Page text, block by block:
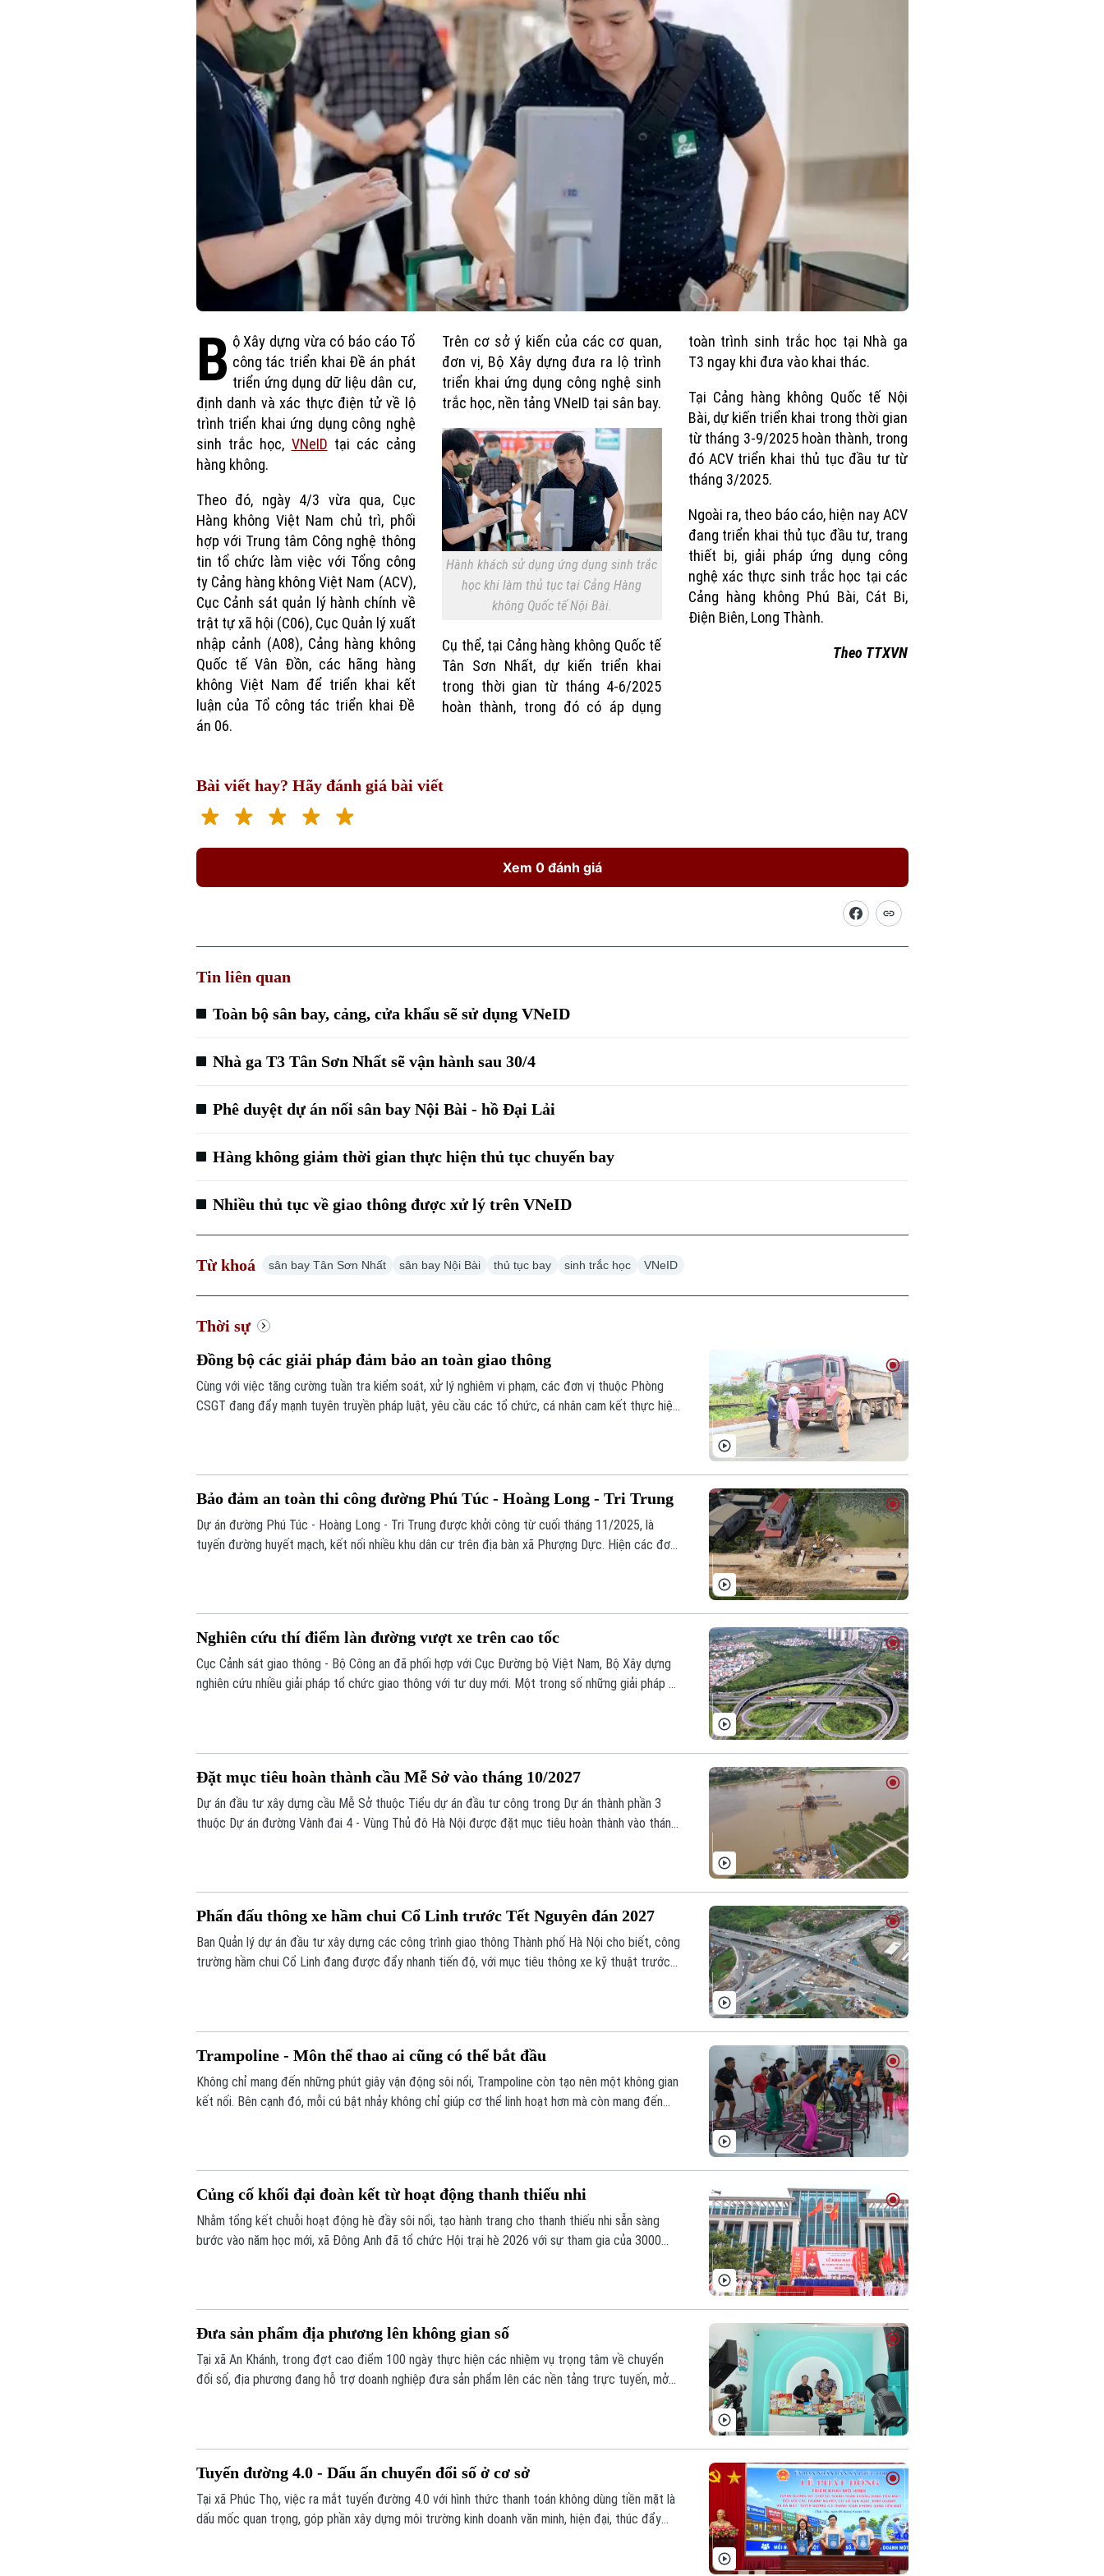
B ộ Xây dựng vừa có báo cáo Tổ
công tác triển khai Đề án phát
triển ứng dụng dữ liệu dân cư,
định danh và xác thực điện tử về lộ
trình triển khai ứng dụng công nghệ
sinh trắc học, VNeID tại các cảng
hàng không.
Theo đó, ngày 4/3 vừa qua, Cục
Hàng không Việt Nam chủ trì, phối
hợp với Trung tâm Công nghệ thông
tin tổ chức làm việc với Tổng công
ty Cảng hàng không Việt Nam (ACV),
Cục Cảnh sát quản lý hành chính về
trật tự xã hội (C06), Cục Quản lý xuất
nhập cảnh (A08), Cảng hàng không
Quốc tế Vân Đồn, các hãng hàng
không Việt Nam để triển khai kết
luận của Tổ công tác triển khai Đề
án 06.
Trên cơ sở ý kiến của các cơ quan,
đơn vị, Bộ Xây dựng đưa ra lộ trình
triển khai ứng dụng công nghệ sinh
trắc học, nền tảng VNeID tại sân bay.
Hành khách sử dụng ứng dụng sinh trắc
học khi làm thủ tục tại Cảng Hàng
không Quốc tế Nội Bài.
Cụ thể, tại Cảng hàng không Quốc tế
Tân Sơn Nhất, dự kiến triển khai
trong thời gian từ tháng 4-6/2025
hoàn thành, trong đó có áp dụng
toàn trình sinh trắc học tại Nhà ga
T3 ngay khi đưa vào khai thác.
Tại Cảng hàng không Quốc tế Nội
Bài, dự kiến triển khai trong thời gian
từ tháng 3-9/2025 hoàn thành, trong
đó ACV triển khai thủ tục đầu tư từ
tháng 3/2025.
Ngoài ra, theo báo cáo, hiện nay ACV
đang triển khai thủ tục đầu tư, trang
thiết bị, giải pháp ứng dụng công
nghệ xác thực sinh trắc học tại các
Cảng hàng không Phú Bài, Cát Bi,
Điện Biên, Long Thành.
Theo TTXVN
Bài viết hay? Hãy đánh giá bài viết
Xem 0 đánh giá
Tin liên quan
Toàn bộ sân bay, cảng, cửa khẩu sẽ sử dụng VNeID
Nhà ga T3 Tân Sơn Nhất sẽ vận hành sau 30/4
Phê duyệt dự án nối sân bay Nội Bài - hồ Đại Lải
Hàng không giảm thời gian thực hiện thủ tục chuyến bay
Nhiều thủ tục về giao thông được xử lý trên VNeID
Từ khoá sân bay Tân Sơn Nhất sân bay Nội Bài thủ tục bay sinh trắc học VNeID
Thời sự
Đồng bộ các giải pháp đảm bảo an toàn giao thông
Cùng với việc tăng cường tuần tra kiểm soát, xử lý nghiêm vi phạm, các đơn vị thuộc Phòng
CSGT đang đẩy mạnh tuyên truyền pháp luật, yêu cầu các tổ chức, cá nhân cam kết thực hiện
Bảo đảm an toàn thi công đường Phú Túc - Hoàng Long - Tri Trung
Dự án đường Phú Túc - Hoàng Long - Tri Trung được khởi công từ cuối tháng 11/2025, là
tuyến đường huyết mạch, kết nối nhiều khu dân cư trên địa bàn xã Phượng Dực. Hiện các đơn
Nghiên cứu thí điểm làn đường vượt xe trên cao tốc
Cục Cảnh sát giao thông - Bộ Công an đã phối hợp với Cục Đường bộ Việt Nam, Bộ Xây dựng
nghiên cứu nhiều giải pháp tổ chức giao thông với tư duy mới. Một trong số những giải pháp đó
Đặt mục tiêu hoàn thành cầu Mễ Sở vào tháng 10/2027
Dự án đầu tư xây dựng cầu Mễ Sở thuộc Tiểu dự án đầu tư công trong Dự án thành phần 3
thuộc Dự án đường Vành đai 4 - Vùng Thủ đô Hà Nội được đặt mục tiêu hoàn thành vào tháng
Phấn đấu thông xe hầm chui Cổ Linh trước Tết Nguyên đán 2027
Ban Quản lý dự án đầu tư xây dựng các công trình giao thông Thành phố Hà Nội cho biết, công
trường hầm chui Cổ Linh đang được đẩy nhanh tiến độ, với mục tiêu thông xe kỹ thuật trước
Trampoline - Môn thể thao ai cũng có thể bắt đầu
Không chỉ mang đến những phút giây vận động sôi nổi, Trampoline còn tạo nên một không gian
kết nối. Bên cạnh đó, mỗi cú bật nhảy không chỉ giúp cơ thể linh hoạt hơn mà còn mang đến
Củng cố khối đại đoàn kết từ hoạt động thanh thiếu nhi
Nhằm tổng kết chuỗi hoạt động hè đầy sôi nổi, tạo hành trang cho thanh thiếu nhi sẵn sàng
bước vào năm học mới, xã Đông Anh đã tổ chức Hội trại hè 2026 với sự tham gia của 3000
Đưa sản phẩm địa phương lên không gian số
Tại xã An Khánh, trong đợt cao điểm 100 ngày thực hiện các nhiệm vụ trọng tâm về chuyển
đổi số, địa phương đang hỗ trợ doanh nghiệp đưa sản phẩm lên các nền tảng trực tuyến, mở
Tuyến đường 4.0 - Dấu ấn chuyển đổi số ở cơ sở
Tại xã Phúc Thọ, việc ra mắt tuyến đường 4.0 với hình thức thanh toán không dùng tiền mặt là
dấu mốc quan trọng, góp phần xây dựng môi trường kinh doanh văn minh, hiện đại, thúc đẩy